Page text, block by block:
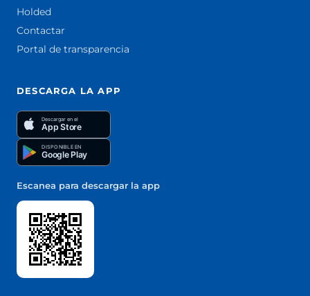
Holded
Contactar
Portal de transparencia
DESCARGA LA APP
Descargar en el
App Store
DISPONIBLE EN
Google Play
Escanea para descargar la app